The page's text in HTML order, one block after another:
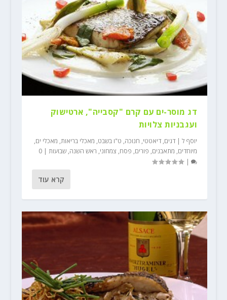
דג מוסר-ים עם קרם "קסבייה", ארטישוק
ועגבניות צלויות
יוסף ל| דגים, דיאטטי, חנוכה, ט"ו בשבט, מאכלי בריאות, מאכלי ים,
מיוחדים, מתאבנים, פורים, פסח, צמחוני, ראש השנה, שבועות|
0
|
קרא עוד